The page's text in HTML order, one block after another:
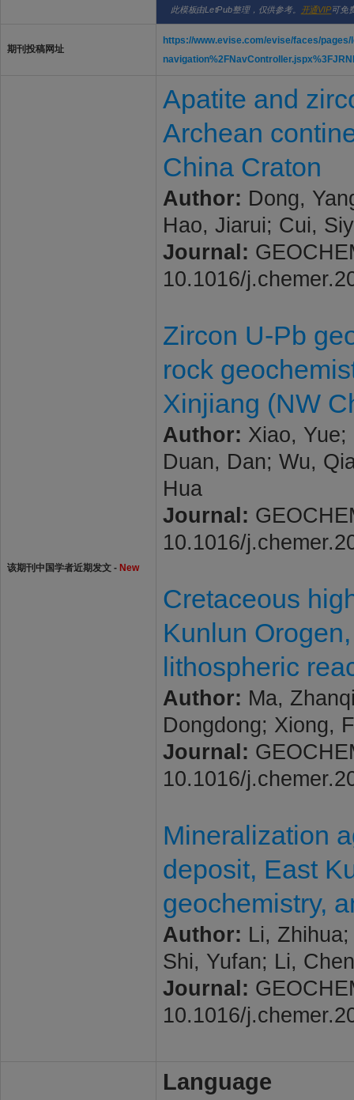
此模板由LetPub整理，仅供参考。 开通VIP可免
期刊投稿网址
https://www.evise.com/evise/faces/
该期刊中国学者近期发文 - New
Apatite and
Archean
China Craton
Author: Dong,
Hao, Jiarui; Cui,
Journal:
10.1016/
Zircon U-Pb
rock
Xinjiang (NW
Author: Xiao,
Duan, Dan; Wu,
Hua
Journal:
10.1016/
Cretaceous
Kunlun
lithospheric
Author: Ma,
Dongdong; Xiong,
Journal:
10.1016/
Mineralization
deposit, East
geochemistry,
Author: Li,
Shi, Yufan; Li,
Journal:
10.1016/
Language